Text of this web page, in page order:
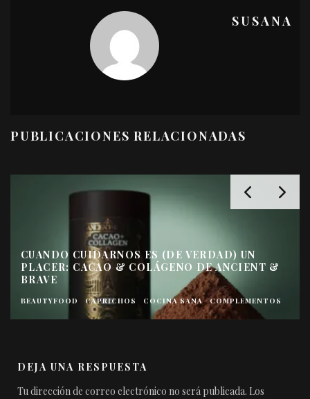
SUSANA
PUBLICACIONES RELACIONADAS
CUANDO CUIDARNOS ES (DE VERDAD) UN
PLACER: CACAO & COLÁGENO DE ANCIENT &
BRAVE
BEAUTYFOOD CAPRICHOS COCINA SANA COMPLEMENTOS
DEJA UNA RESPUESTA
Tu dirección de correo electrónico no será publicada. Los